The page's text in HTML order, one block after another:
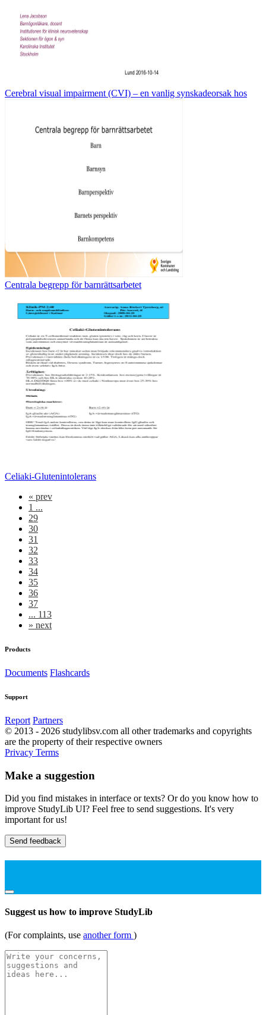
Cerebral visual impairment (CVI) – en vanlig synskadeorsak hos
Centrala begrepp för barnrättsarbetet
Celiaki-Glutenintolerans
« prev
1 ...
29
30
31
32
33
34
35
36
37
... 113
» next
Products
Documents Flashcards
Support
Report Partners
© 2013 - 2026 studylibsv.com all other trademarks and copyrights
are the property of their respective owners
Privacy Terms
Make a suggestion
Did you find mistakes in interface or texts? Or do you know how to
improve StudyLib UI? Feel free to send suggestions. It's very
important for us!
Send feedback
Suggest us how to improve StudyLib
(For complaints, use another form )